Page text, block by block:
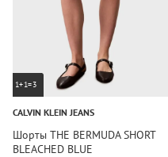
1+1=3
CALVIN KLEIN JEANS
Шорты THE BERMUDA SHORT
BLEACHED BLUE